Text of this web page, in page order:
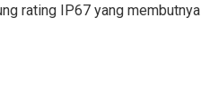
rating IP67 yang membutnya